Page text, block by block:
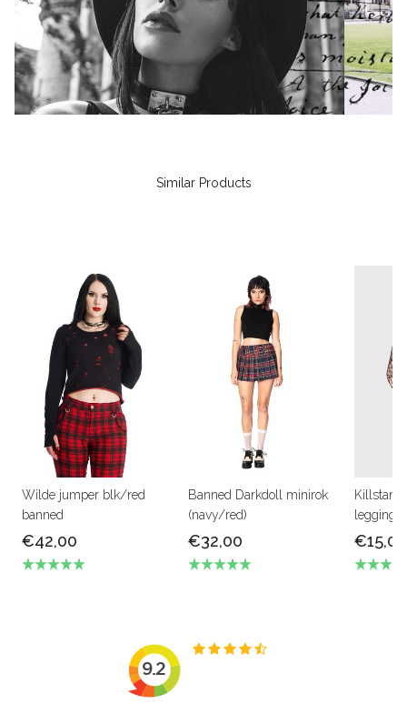
Similar Products
Wilde jumper blk/red
banned
€42,00
Banned Darkdoll minirok
(navy/red)
€32,00
Killstar
legging
€15,00